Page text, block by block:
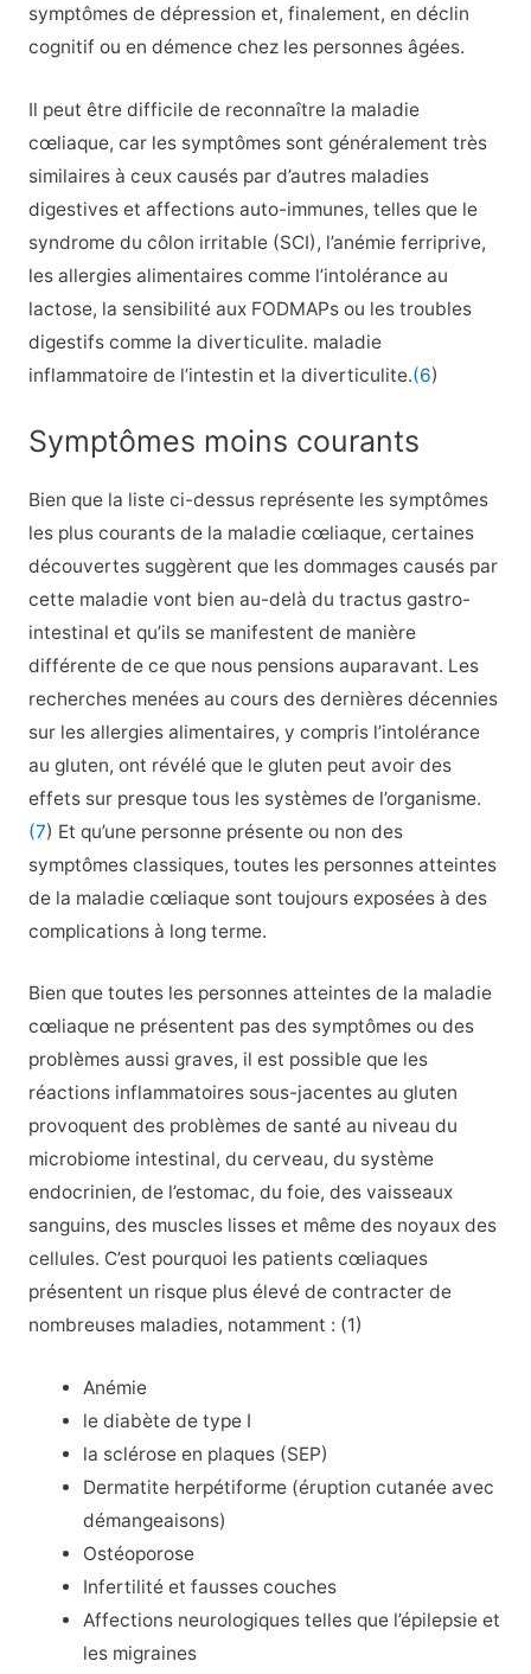
symptômes de dépression et, finalement, en déclin
cognitif ou en démence chez les personnes âgées.
Il peut être difficile de reconnaître la maladie
cœliaque, car les symptômes sont généralement très
similaires à ceux causés par d’autres maladies
digestives et affections auto-immunes, telles que le
syndrome du côlon irritable (SCI), l’anémie ferriprive,
les allergies alimentaires comme l’intolérance au
lactose, la sensibilité aux FODMAPs ou les troubles
digestifs comme la diverticulite. maladie
inflammatoire de l’intestin et la diverticulite.(6)
Symptômes moins courants
Bien que la liste ci-dessus représente les symptômes
les plus courants de la maladie cœliaque, certaines
découvertes suggèrent que les dommages causés par
cette maladie vont bien au-delà du tractus gastro-
intestinal et qu’ils se manifestent de manière
différente de ce que nous pensions auparavant. Les
recherches menées au cours des dernières décennies
sur les allergies alimentaires, y compris l’intolérance
au gluten, ont révélé que le gluten peut avoir des
effets sur presque tous les systèmes de l’organisme.
(7) Et qu’une personne présente ou non des
symptômes classiques, toutes les personnes atteintes
de la maladie cœliaque sont toujours exposées à des
complications à long terme.
Bien que toutes les personnes atteintes de la maladie
cœliaque ne présentent pas des symptômes ou des
problèmes aussi graves, il est possible que les
réactions inflammatoires sous-jacentes au gluten
provoquent des problèmes de santé au niveau du
microbiome intestinal, du cerveau, du système
endocrinien, de l’estomac, du foie, des vaisseaux
sanguins, des muscles lisses et même des noyaux des
cellules. C’est pourquoi les patients cœliaques
présentent un risque plus élevé de contracter de
nombreuses maladies, notamment : (1)
Anémie
le diabète de type I
la sclérose en plaques (SEP)
Dermatite herpétiforme (éruption cutanée avec
démangeaisons)
Ostéoporose
Infertilité et fausses couches
Affections neurologiques telles que l’épilepsie et
les migraines